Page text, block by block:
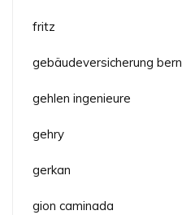
fritz
gebäudeversicherung bern
gehlen ingenieure
gehry
gerkan
gion caminada